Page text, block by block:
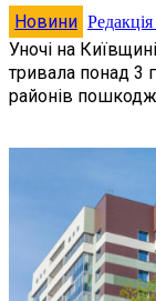
Новини
Уночі на
тривала понад 3 години. Внаслідок
районів